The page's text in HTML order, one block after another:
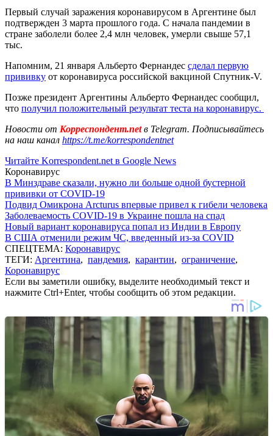
Первый случай заражения коронавирусом в Аргентине был
подтвержден 3 марта прошлого года. С начала пандемии в
стране заболели более 2,4 млн человек, умерли свыше 57,1
тыс.
Напомним, 21 января Альберто Фернандес сделал первую
прививку от коронавируса российской вакциной Спутник-V.
Позже президент Аргентины Альберто Фернандес сообщил,
что получил положительный результат теста на коронавирус.
Новости от Корреспондент.netв Telegram. Подписывайтесь
на наш канал https://t.me/korrespondentnet
Читайте Korrespondent.net в Google News
Коронавирус
В Минздраве сказали, нужно ли больше одной бустерной
прививки от COVID-19
Подвид Омикрона Arcturus впервые привел к гибели человека
Заболеваемость COVID-19 в Украине пошла на спад
Новый вариант коронавируса попал из Индии в Европу
В США отменили режим ЧС, введенный из-за COVID
СПЕЦТЕМА: Коронавирус
ТЕГИ: Аргентина, пандемия, карантин, ограничение,
Коронавирус
Если вы заметили ошибку, выделите необходимый текст и
нажмите Ctrl+Enter, чтобы сообщить об этом редакции.